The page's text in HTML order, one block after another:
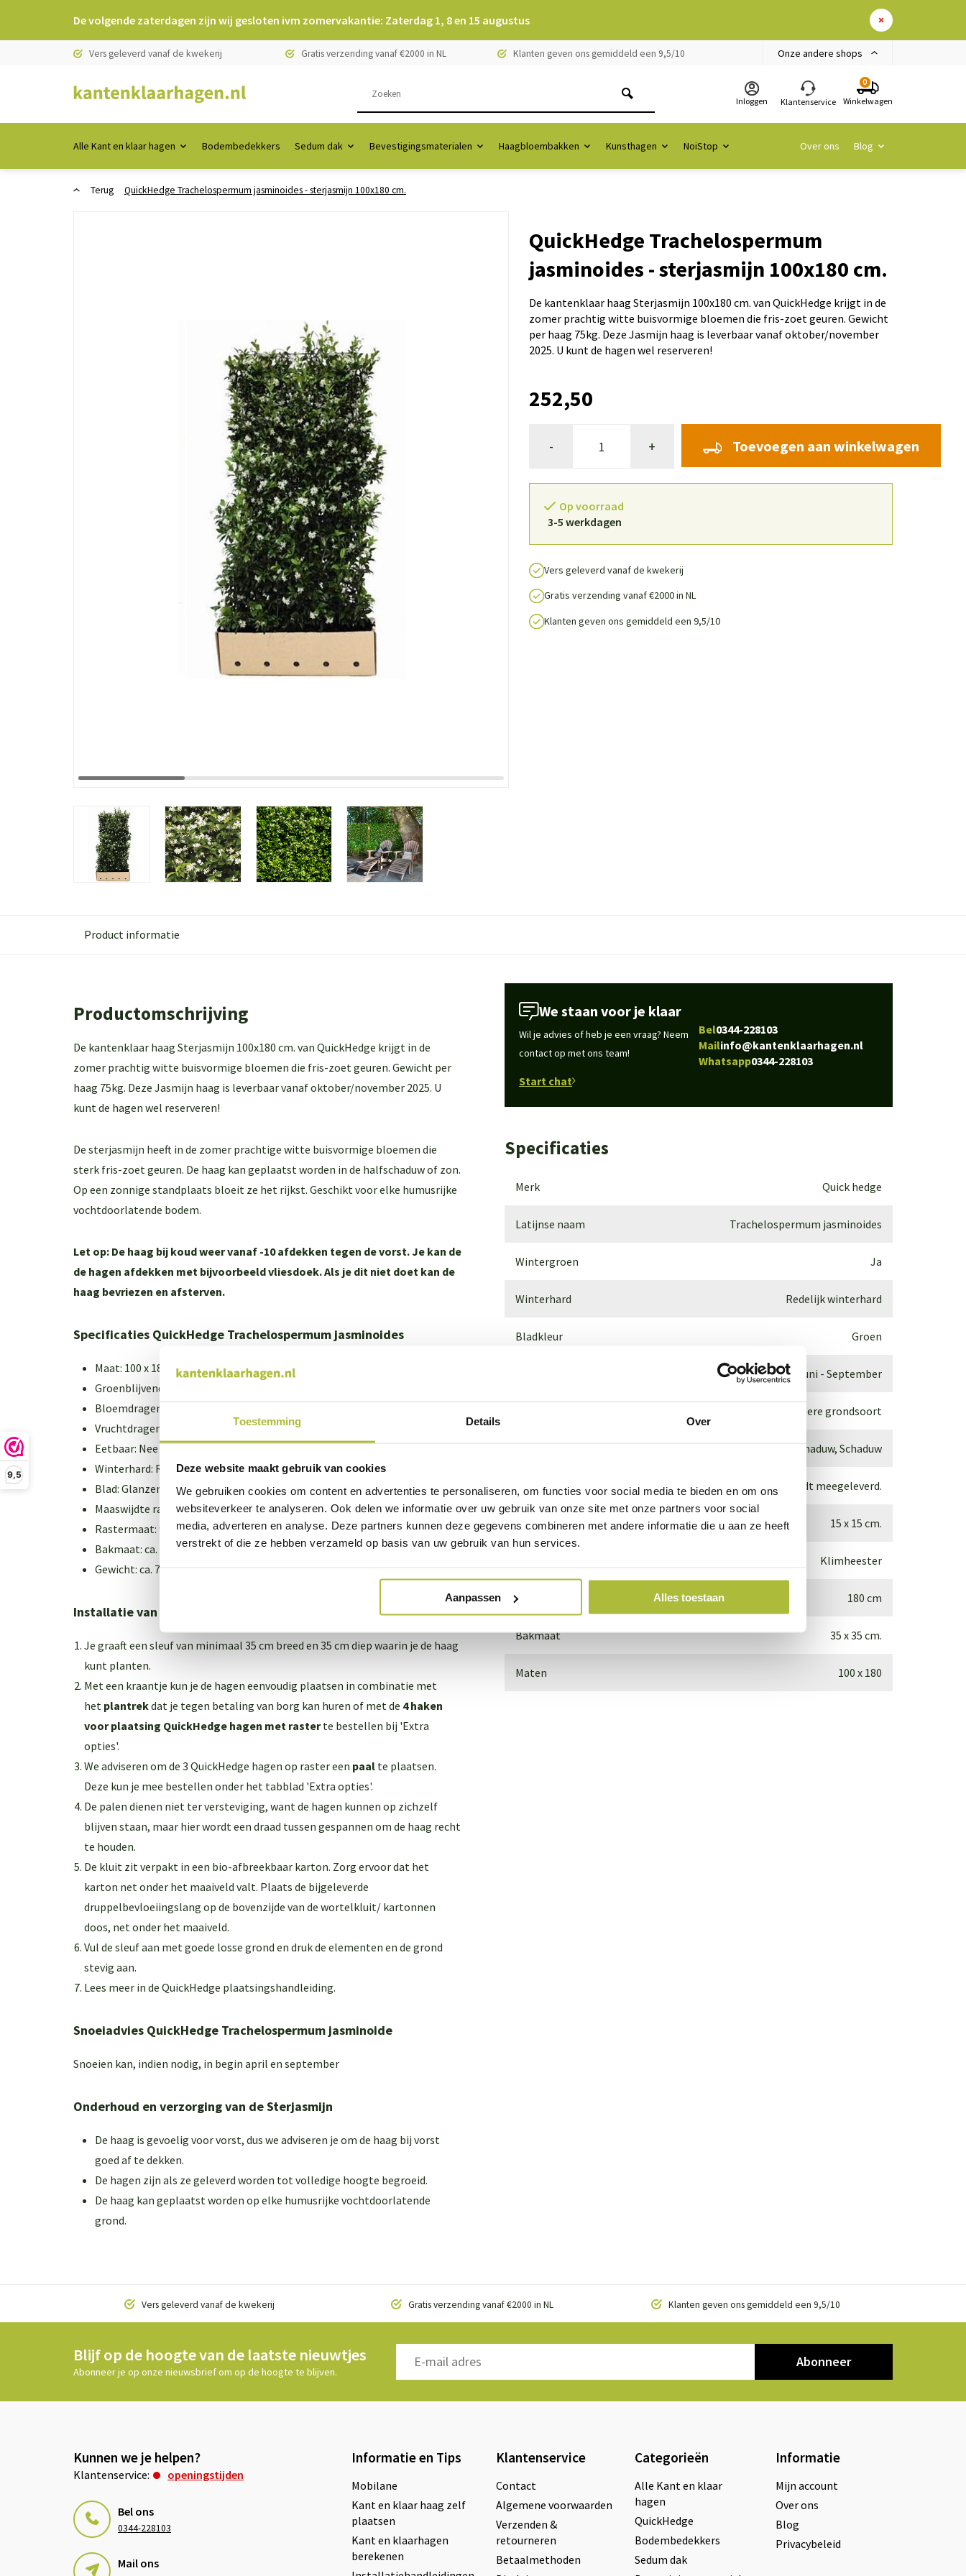
Toestemming Details Over
Deze website maakt gebruik van cookies
We gebruiken cookies om content en advertenties te personaliseren, om functies voor social media te bieden en om ons
websiteverkeer te analyseren. Ook delen we informatie over uw gebruik van onze site met onze partners voor social
media, adverteren en analyse. Deze partners kunnen deze gegevens combineren met andere informatie die u aan ze heeft
verstrekt of die ze hebben verzameld op basis van uw gebruik van hun services.
Aanpassen Alles toestaan
9,5
De volgende zaterdagen zijn wij gesloten ivm zomervakantie: Zaterdag 1, 8 en 15 augustus
Vers geleverd vanaf de kwekerij Gratis verzending vanaf €2000 in NL Klanten geven ons gemiddeld een 9,5/10 Onze andere shops
Inloggen Klantenservice
0
Winkelwagen
Alle Kant en klaar hagen Bodembedekkers Sedum dak Bevestigingsmaterialen Haagbloembakken Kunsthagen NoiStop Over ons Blog
Terug QuickHedge Trachelospermum jasminoides - sterjasmijn 100x180 cm.
QuickHedge Trachelospermum
jasminoides - sterjasmijn 100x180 cm.
De kantenklaar haag Sterjasmijn 100x180 cm. van QuickHedge krijgt in de
zomer prachtig witte buisvormige bloemen die fris-zoet geuren. Gewicht
per haag 75kg. Deze Jasmijn haag is leverbaar vanaf oktober/november
2025. U kunt de hagen wel reserveren!
252,50
- + Toevoegen aan winkelwagen
Op voorraad
3-5 werkdagen
Vers geleverd vanaf de kwekerij
Gratis verzending vanaf €2000 in NL
Klanten geven ons gemiddeld een 9,5/10
Product informatie
Productomschrijving
De kantenklaar haag Sterjasmijn 100x180 cm. van QuickHedge krijgt in de
zomer prachtig witte buisvormige bloemen die fris-zoet geuren. Gewicht per
haag 75kg. Deze Jasmijn haag is leverbaar vanaf oktober/november 2025. U
kunt de hagen wel reserveren!
De sterjasmijn heeft in de zomer prachtige witte buisvormige bloemen die
sterk fris-zoet geuren. De haag kan geplaatst worden in de halfschaduw of zon.
Op een zonnige standplaats bloeit ze het rijkst. Geschikt voor elke humusrijke
vochtdoorlatende bodem.
Let op: De haag bij koud weer vanaf -10 afdekken tegen de vorst. Je kan de
de hagen afdekken met bijvoorbeeld vliesdoek. Als je dit niet doet kan de
haag bevriezen en afsterven.
Specificaties QuickHedge Trachelospermum jasminoides
Maat: 100 x 180 cm. (BxH)
Groenblijvend: Ja
Bloemdragen: Juni t/m september
Vruchtdragend: Soms (na lange zomer soort peulvrucht)
Eetbaar: Nee
Winterhard: Redelijk (zie onder)
Blad: Glanzend donkergroen
Maaswijdte raster: 15x15 cm.
Rastermaat: 90x180 cm. (BxH)
Bakmaat: ca. 100x35x35 cm. (LxBxH)
Gewicht: ca. 75 kg
Installatie van de QuickHedge Trachelospermum jasminoides
Je graaft een sleuf van minimaal 35 cm breed en 35 cm diep waarin je de haag
kunt planten.
Met een kraantje kun je de hagen eenvoudig plaatsen in combinatie met
het plantrekdat je tegen betaling van borg kan huren of met de 4 haken
voor plaatsing QuickHedge hagen met rasterte bestellen bij 'Extra
opties'.
We adviseren om de 3 QuickHedge hagen op raster een paal te plaatsen.
Deze kun je mee bestellen onder het tabblad 'Extra opties'.
De palen dienen niet ter versteviging, want de hagen kunnen op zichzelf
blijven staan, maar hier wordt een draad tussen gespannen om de haag recht
te houden.
De kluit zit verpakt in een bio-afbreekbaar karton. Zorg ervoor dat het
karton net onder het maaiveld valt. Plaats de bijgeleverde
druppelbevloeiingslang op de bovenzijde van de wortelkluit/ kartonnen
doos, net onder het maaiveld.
Vul de sleuf aan met goede losse grond en druk de elementen en de grond
stevig aan.
Lees meer in de QuickHedge plaatsingshandleiding.
Snoeiadvies QuickHedge Trachelospermum jasminoide
Snoeien kan, indien nodig, in begin april en september
Onderhoud en verzorging van de Sterjasmijn
De haag is gevoelig voor vorst, dus we adviseren je om de haag bij vorst
goed af te dekken.
De hagen zijn als ze geleverd worden tot volledige hoogte begroeid.
De haag kan geplaatst worden op elke humusrijke vochtdoorlatende
grond.
We staan voor je klaar
Wil je advies of heb je een vraag? Neem
contact op met ons team!
Start chat
Bel0344-228103
Mailinfo@kantenklaarhagen.nl
Whatsapp0344-228103
Specificaties
Merk Quick hedge
Latijnse naam Trachelospermum jasminoides
Wintergroen Ja
Winterhard Redelijk winterhard
Bladkleur Groen
Juni - September
Geschikt voor iedere grondsoort
Zon, Halfschaduw, Schaduw
Bijzonderheden Druppelbevloeiingsslang wordt meegeleverd.
Raster 15 x 15 cm.
Klimheester
Maat hoogte 180 cm
Bakmaat 35 x 35 cm.
Maten 100 x 180
Vers geleverd vanaf de kwekerij Gratis verzending vanaf €2000 in NL Klanten geven ons gemiddeld een 9,5/10
Blijf op de hoogte van de laatste nieuwtjes
Abonneer je op onze nieuwsbrief om op de hoogte te blijven.
Abonneer
Kunnen we je helpen?
Klantenservice: openingstijden
Bel ons
0344-228103
Mail ons
Informatie en Tips
Mobilane
Kant en klaar haag zelf
plaatsen
Kant en klaarhagen
berekenen
Klantenservice
Contact
Algemene voorwaarden
Verzenden &
retourneren
Betaalmethoden
Categorieën
Alle Kant en klaar
hagen
QuickHedge
Bodembedekkers
Sedum dak
Informatie
Mijn account
Over ons
Blog
Privacybeleid